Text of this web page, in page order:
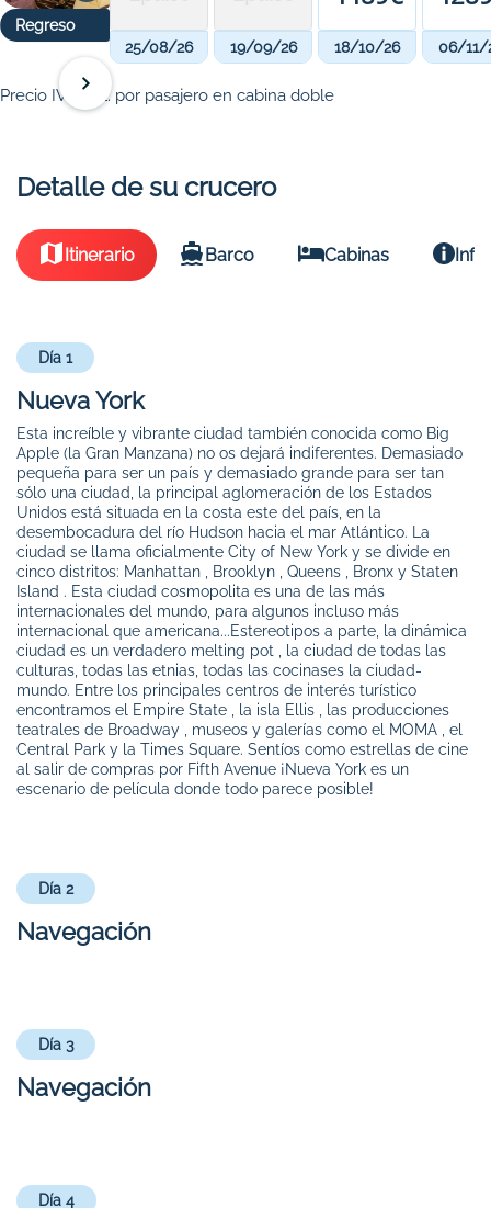
Regreso
25/08/26 19/09/26 18/10/26 06/11/
Precio IVA incl. por pasajero en cabina doble
Detalle de su crucero
Itinerario Barco Cabinas
Día 1
Nueva York
Esta increíble y vibrante ciudad también conocida como Big
Apple (la Gran Manzana) no os dejará indiferentes. Demasiado
pequeña para ser un país y demasiado grande para ser tan
sólo una ciudad, la principal aglomeración de los Estados
Unidos está situada en la costa este del país, en la
desembocadura del río Hudson hacia el mar Atlántico. La
ciudad se llama oficialmente City of New York y se divide en
cinco distritos: Manhattan , Brooklyn , Queens , Bronx y Staten
Island . Esta ciudad cosmopolita es una de las más
internacionales del mundo, para algunos incluso más
internacional que americana...Estereotipos a parte, la dinámica
ciudad es un verdadero melting pot , la ciudad de todas las
culturas, todas las etnias, todas las cocinases la ciudad-
mundo. Entre los principales centros de interés turístico
encontramos el Empire State , la isla Ellis , las producciones
teatrales de Broadway , museos y galerías como el MOMA , el
Central Park y la Times Square. Sentíos como estrellas de cine
al salir de compras por Fifth Avenue ¡Nueva York es un
escenario de película donde todo parece posible!
Día 2
Navegación
Día 3
Navegación
Día 4